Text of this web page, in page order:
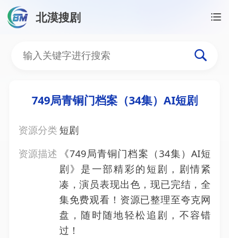
北漠搜剧
749局青铜门档案（34集
749局青铜门档案（34集）AI短剧
资源分类 短剧
资源描述
《749局青铜门档案（34集）AI短
剧》是一部精彩的短剧，剧情紧
凑，演员表现出色，现已完结，全
集免费观看！资源已整理至夸克网
盘，随时随地轻松追剧，不容错
过！